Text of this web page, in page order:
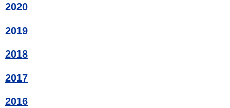
2020
2019
2018
2017
2016